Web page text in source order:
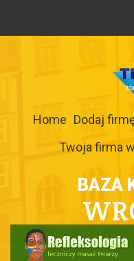
Home Dodaj
Twoja firma
BAZA